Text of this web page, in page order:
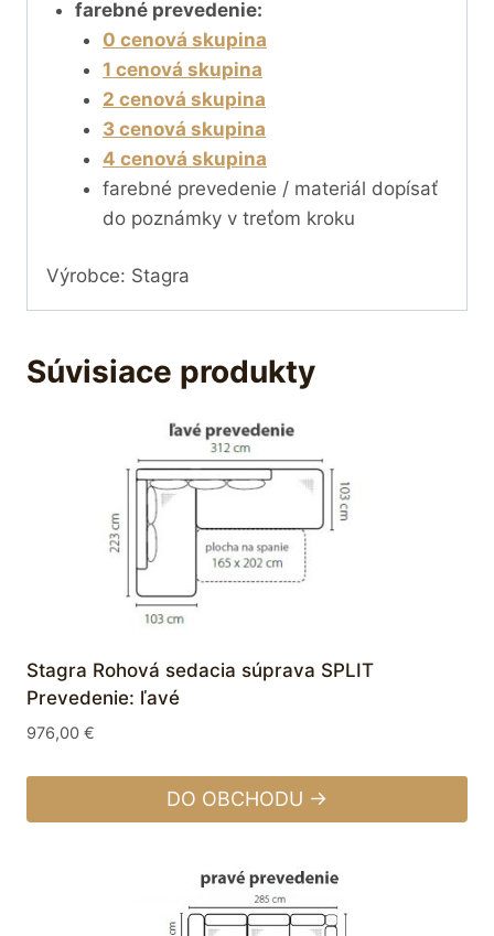
farebné prevedenie:
0 cenová skupina
1 cenová skupina
2 cenová skupina
3 cenová skupina
4 cenová skupina
farebné prevedenie / materiál dopísať
do poznámky v treťom kroku
Výrobce: Stagra
Súvisiace produkty
Stagra Rohová sedacia súprava SPLIT
Prevedenie: ľavé
976,00 €
DO OBCHODU →